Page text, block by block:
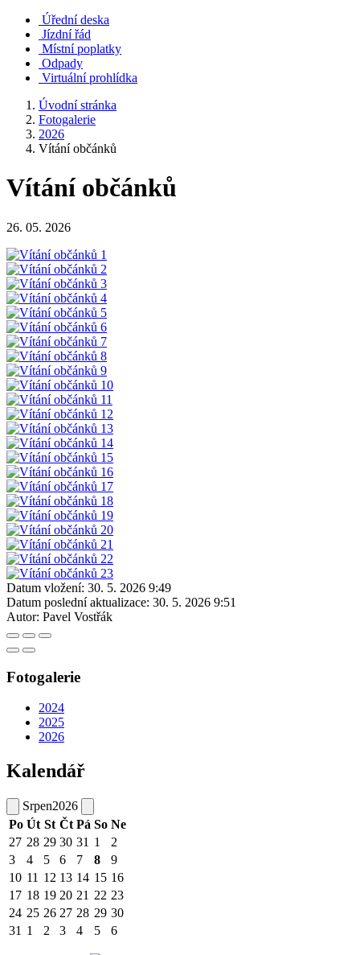
Úřední deska
Jízdní řád
Místní poplatky
Odpady
Virtuální prohlídka
Úvodní stránka
Fotogalerie
2026
Vítání občánků
Vítání občánků
26. 05. 2026
Datum vložení: 30. 5. 2026 9:49
Datum poslední aktualizace: 30. 5. 2026 9:51
Autor: Pavel Vostřák
Fotogalerie
2024
2025
2026
Kalendář
Srpen2026
Po Út St Čt Pá So Ne
27 28 29 30 31 1
2
3
4 5 6 7 8
9
10 11 12 13 14 15 16
17 18 19 20 21 22 23
24 25 26 27 28 29 30
31 1 2 3 4 5 6